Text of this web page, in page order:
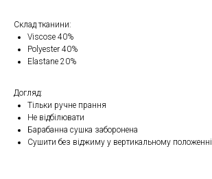
Склад тканини:
Viscose 40%
Polyester 40%
Elastane 20%
Догляд:
Тільки ручне прання
Не відбілювати
Барабанна сушка заборонена
Сушити без віджиму у вертикальному положенні